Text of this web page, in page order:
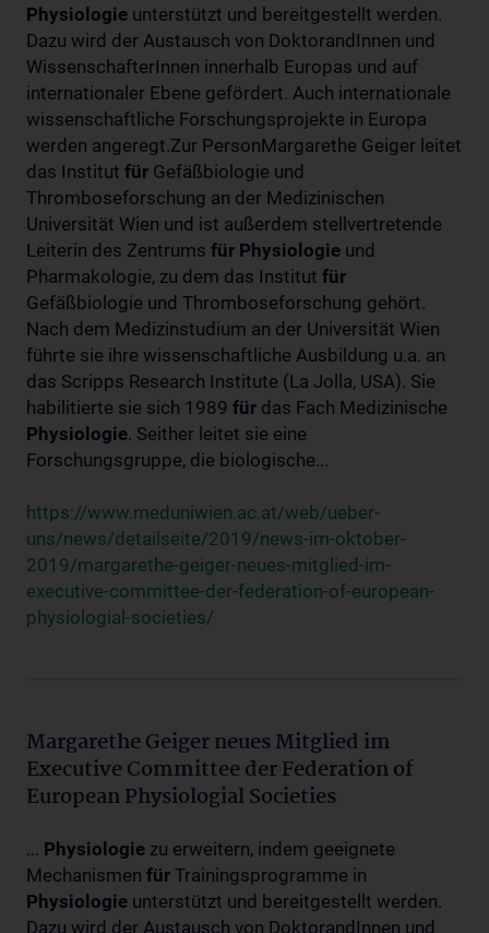
Physiologie unterstützt und bereitgestellt werden.
Dazu wird der Austausch von DoktorandInnen und
WissenschafterInnen innerhalb Europas und auf
internationaler Ebene gefördert. Auch internationale
wissenschaftliche Forschungsprojekte in Europa
werden angeregt.Zur PersonMargarethe Geiger leitet
das Institut für Gefäßbiologie und
Thromboseforschung an der Medizinischen
Universität Wien und ist außerdem stellvertretende
Leiterin des Zentrums für Physiologie und
Pharmakologie, zu dem das Institut für
Gefäßbiologie und Thromboseforschung gehört.
Nach dem Medizinstudium an der Universität Wien
führte sie ihre wissenschaftliche Ausbildung u.a. an
das Scripps Research Institute (La Jolla, USA). Sie
habilitierte sie sich 1989 für das Fach Medizinische
Physiologie. Seither leitet sie eine
Forschungsgruppe, die biologische...
https://www.meduniwien.ac.at/web/ueber-
uns/news/detailseite/2019/news-im-oktober-
2019/margarethe-geiger-neues-mitglied-im-
executive-committee-der-federation-of-european-
physiologial-societies/
Margarethe Geiger neues Mitglied im
Executive Committee der Federation of
European Physiologial Societies
... Physiologie zu erweitern, indem geeignete
Mechanismen für Trainingsprogramme in
Physiologie unterstützt und bereitgestellt werden.
Dazu wird der Austausch von DoktorandInnen und